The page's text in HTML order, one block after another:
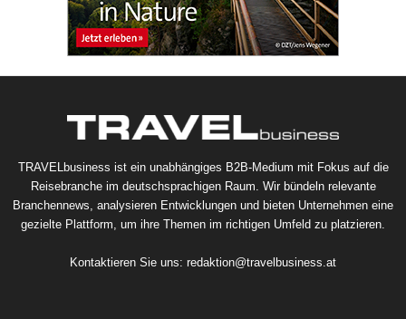
TRAVELbusiness ist ein unabhängiges B2B-Medium mit Fokus auf die
Reisebranche im deutschsprachigen Raum. Wir bündeln relevante
Branchennews, analysieren Entwicklungen und bieten Unternehmen eine
gezielte Plattform, um ihre Themen im richtigen Umfeld zu platzieren.
Kontaktieren Sie uns: redaktion@travelbusiness.at